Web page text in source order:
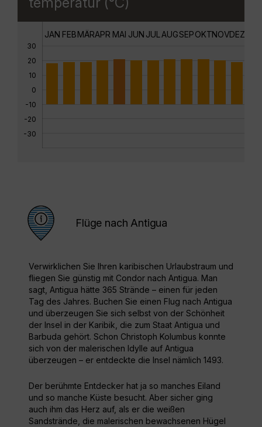
30
20
10
0
-10
-20
-30
JAN FEBMÄRAPR MAI JUN JUL AUGSEPOKTNOVDEZ
Flüge nach Antigua
Verwirklichen Sie Ihren karibischen Urlaubstraum und
fliegen Sie günstig mit Condor nach Antigua. Man
sagt, Antigua hätte 365 Strände – einen für jeden
Tag des Jahres. Buchen Sie einen Flug nach Antigua
und überzeugen Sie sich selbst von der Schönheit
der Insel in der Karibik, die zum Staat Antigua und
Barbuda gehört. Schon Christoph Kolumbus konnte
sich von der malerischen Idylle auf Antigua
überzeugen – er entdeckte die Insel nämlich 1493.
Der berühmte Entdecker hat ja so manches Eiland
und so manche Küste besucht. Aber sicher ging
auch ihm das Herz auf, als er die weißen
Sandstrände, die malerischen bewachsenen Hügel